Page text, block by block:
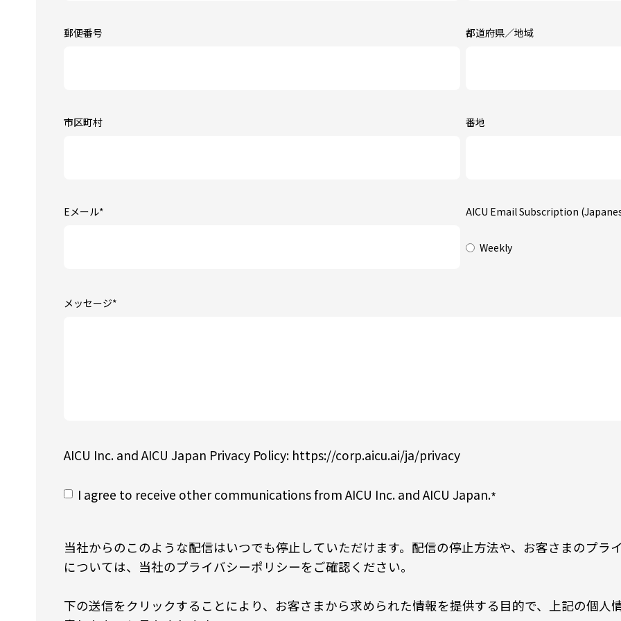
郵便番号 都道府県／地域
市区町村 番地
Eメール* AICU Email Subscription
Weekly
メッセージ*
AICU Inc. and AICU Japan Privacy Policy: https://corp.aicu.ai/ja/privacy
I agree to receive other communications from AICU Inc. and AICU Japan.*
当社からのこのような配信はいつでも停止していただけます。配信の停止方法や、お客さまのプラ
については、当社のプライバシーポリシーをご確認ください。
下の送信をクリックすることにより、お客さまから求められた情報を提供する目的で、上記の個人